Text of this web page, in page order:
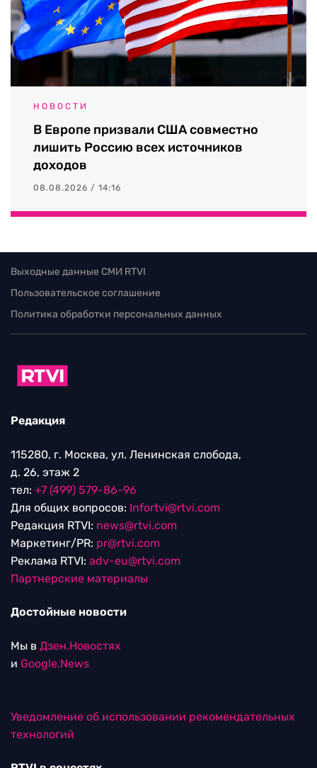
НОВОСТИ
В Европе призвали США совместно
лишить Россию всех источников
доходов
08.08.2026 / 14:16
Выходные данные СМИ RTVI
Пользовательское соглашение
Политика обработки персональных данных
Редакция
115280, г. Москва, ул. Ленинская слобода,
д. 26, этаж 2
тел: +7 (499) 579-86-96
Для общих вопросов: Infortvi@rtvi.com
Редакция RTVI: news@rtvi.com
Маркетинг/PR: pr@rtvi.com
Реклама RTVI: adv-eu@rtvi.com
Партнерские материалы
Достойные новости
Мы в Дзен.Новостях
и Google.News
Уведомление об использовании рекомендательных
технологий